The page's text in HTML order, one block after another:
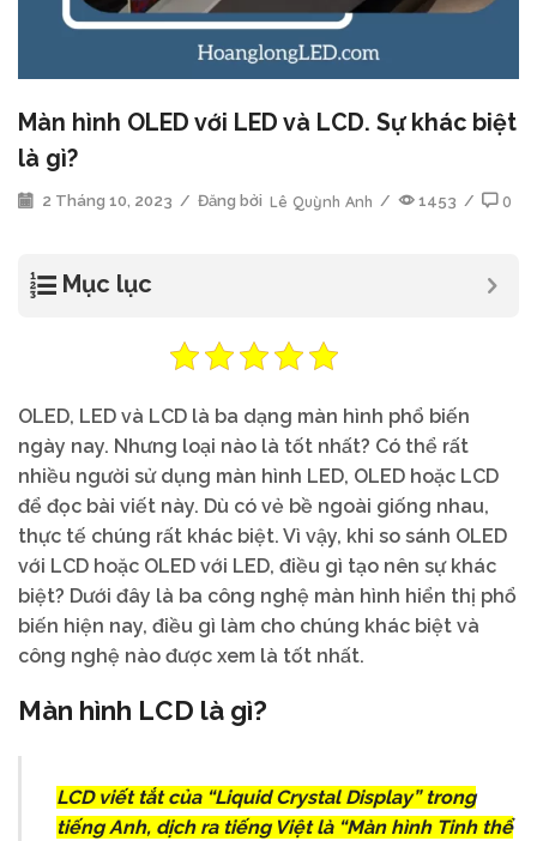
Màn hình OLED với LED và LCD. Sự khác biệt
là gì?
2 Tháng 10, 2023 / Đăng bởi Lê Quỳnh Anh / 1453 / 0
Mục lục
OLED, LED và LCD là ba dạng màn hình phổ biến
ngày nay. Nhưng loại nào là tốt nhất? Có thể rất
nhiều người sử dụng màn hình LED, OLED hoặc LCD
để đọc bài viết này. Dù có vẻ bề ngoài giống nhau,
thực tế chúng rất khác biệt. Vì vậy, khi so sánh OLED
với LCD hoặc OLED với LED, điều gì tạo nên sự khác
biệt? Dưới đây là ba công nghệ màn hình hiển thị phổ
biến hiện nay, điều gì làm cho chúng khác biệt và
công nghệ nào được xem là tốt nhất.
Màn hình LCD là gì?
LCD viết tắt của “Liquid Crystal Display” trong
tiếng Anh, dịch ra tiếng Việt là “Màn hình Tinh thể